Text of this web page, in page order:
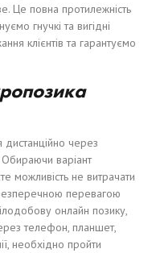
Це повна протилежність
гнучкі та вигідні
клієнтів та гарантуємо
через
Обираючи варіант
можливість не витрачати
перевагою
онлайн позику,
телефон, планшет,
необхідно пройти